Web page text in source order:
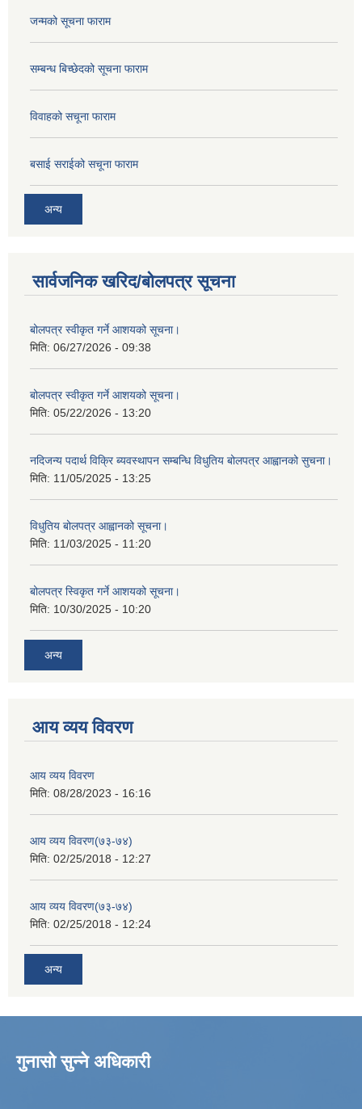
जन्मको सूचना फाराम
सम्बन्ध बिच्छेदको सूचना फाराम
विवाहको सचूना फाराम
बसाई सराईको सचूना फाराम
अन्य
सार्वजनिक खरिद/बोलपत्र सूचना
बोलपत्र स्वीकृत गर्ने आशयको सूचना।
मिति: 06/27/2026 - 09:38
बोलपत्र स्वीकृत गर्ने आशयको सूचना।
मिति: 05/22/2026 - 13:20
नदिजन्य पदार्थ विक्रि ब्यवस्थापन सम्बन्धि विधुतिय बोलपत्र आह्वानको सुचना।
मिति: 11/05/2025 - 13:25
विधुतिय बोलपत्र आह्वानको सूचना।
मिति: 11/03/2025 - 11:20
बोलपत्र स्विकृत गर्ने आशयको सूचना।
मिति: 10/30/2025 - 10:20
अन्य
आय व्यय विवरण
आय व्यय विवरण
मिति: 08/28/2023 - 16:16
आय व्यय विवरण(७३-७४)
मिति: 02/25/2018 - 12:27
आय व्यय विवरण(७३-७४)
मिति: 02/25/2018 - 12:24
अन्य
गुनासो सुन्ने अधिकारी